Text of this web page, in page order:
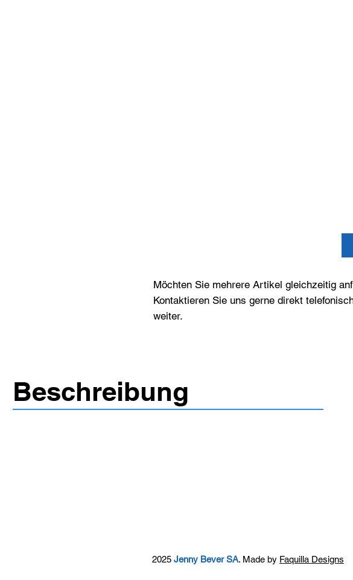
Möchten Sie mehrere Artikel gleichzeitig
Kontaktieren Sie uns gerne direkt
weiter.
Beschreibung
2025 Jenny Bever SA. Made by Faquilla Designs